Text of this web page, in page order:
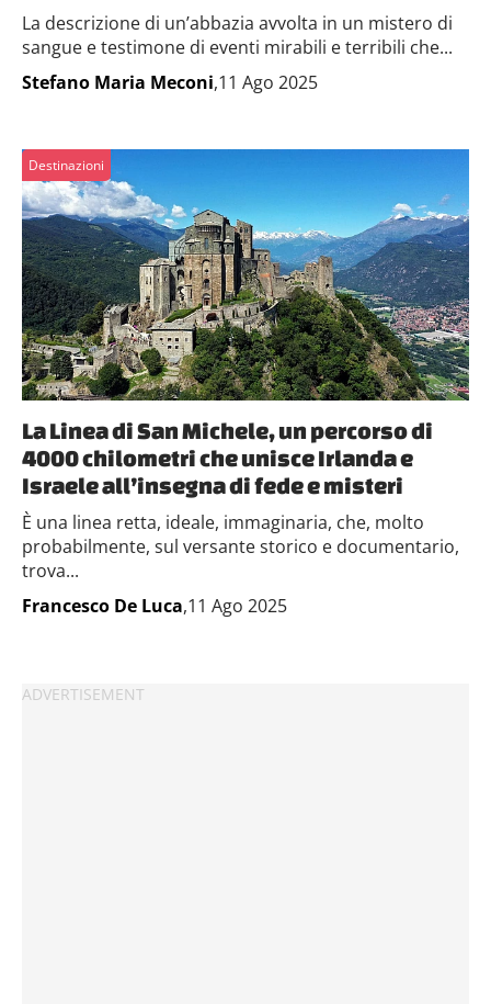
La descrizione di un’abbazia avvolta in un mistero di
sangue e testimone di eventi mirabili e terribili che...
Stefano Maria Meconi,11 Ago 2025
Destinazioni
La Linea di San Michele, un percorso di
4000 chilometri che unisce Irlanda e
Israele all’insegna di fede e misteri
È una linea retta, ideale, immaginaria, che, molto
probabilmente, sul versante storico e documentario,
trova...
Francesco De Luca,11 Ago 2025